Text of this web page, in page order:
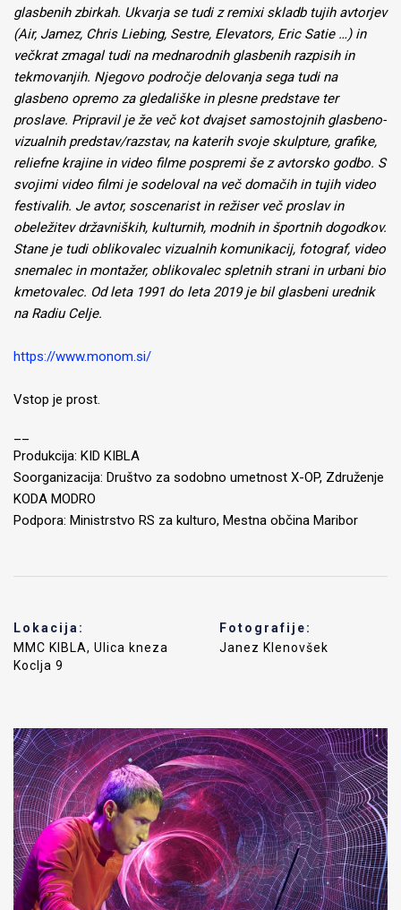
glasbenih zbirkah. Ukvarja se tudi z remixi skladb tujih avtorjev
(Air, Jamez, Chris Liebing, Sestre, Elevators, Eric Satie …) in
večkrat zmagal tudi na mednarodnih glasbenih razpisih in
tekmovanjih. Njegovo področje delovanja sega tudi na
glasbeno opremo za gledališke in plesne predstave ter
proslave. Pripravil je že več kot dvajset samostojnih glasbeno-
vizualnih predstav/razstav, na katerih svoje skulpture, grafike,
reliefne krajine in video filme pospremi še z avtorsko godbo. S
svojimi video filmi je sodeloval na več domačih in tujih video
festivalih. Je avtor, soscenarist in režiser več proslav in
obeležitev državniških, kulturnih, modnih in športnih dogodkov.
Stane je tudi oblikovalec vizualnih komunikacij, fotograf, video
snemalec in montažer, oblikovalec spletnih strani in urbani bio
kmetovalec. Od leta 1991 do leta 2019 je bil glasbeni urednik
na Radiu Celje.
https://www.monom.si/
Vstop je prost.
Produkcija: KID KIBLA
Soorganizacija: Društvo za sodobno umetnost X-OP, Združenje
KODA MODRO
Podpora: Ministrstvo RS za kulturo, Mestna občina Maribor
Lokacija:
MMC KIBLA, Ulica kneza
Koclja 9
Fotografije:
Janez Klenovšek